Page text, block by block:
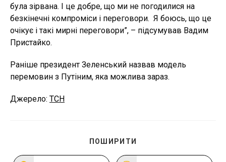
була зірвана. І це добре, що ми не погодилися на
безкінечні компроміси і переговори. Я боюсь, що це
очікує і такі мирні переговори”, – підсумував Вадим
Пристайко.
Раніше президент Зеленський назвав модель
перемовин з Путіним, яка можлива зараз.
Джерело: ТСН
ПОШИРИТИ